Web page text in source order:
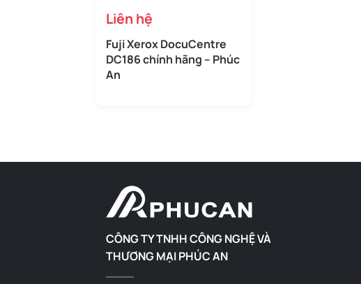
Liên hệ
Fuji Xerox DocuCentre
DC186 chính hãng – Phúc
An
CÔNG TY TNHH CÔNG NGHỆ VÀ
THƯƠNG MẠI PHÚC AN